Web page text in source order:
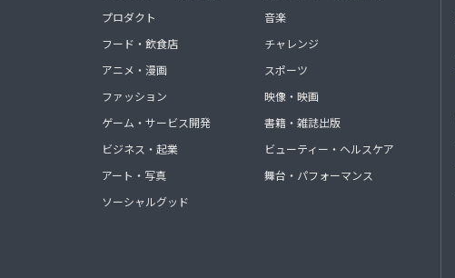
プロダクト
フード・飲食店
アニメ・漫画
ファッション
ゲーム・サービス開発
ビジネス・起業
アート・写真
ソーシャルグッド
音楽
チャレンジ
スポーツ
映像・映画
書籍・雑誌出版
ビューティー・ヘルスケア
舞台・パフォーマンス